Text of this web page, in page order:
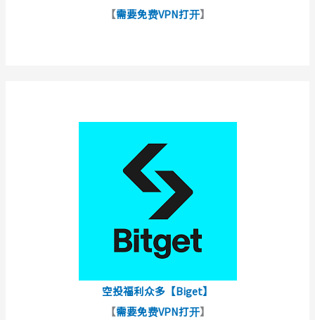
【需要免费VPN打开】
空投福利众多【Biget】
【需要免费VPN打开】